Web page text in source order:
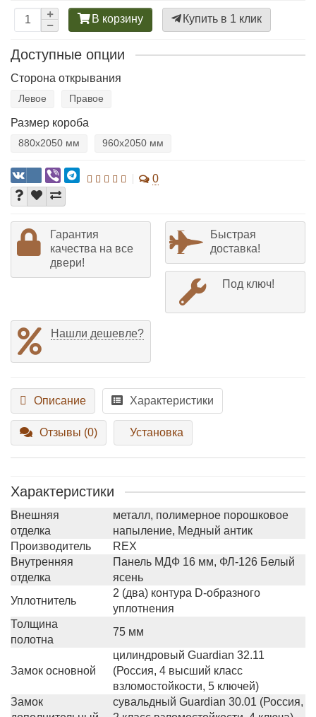
В корзину Купить в 1 клик
Доступные опции
Сторона открывания
Левое Правое
Размер короба
880х2050 мм 960х2050 мм
0
Гарантия
качества на все
двери!
Быстрая
доставка!
Под ключ!
Нашли дешевле?
Описание Характеристики
Отзывы (0) Установка
Характеристики
Внешняя
отделка
металл, полимерное порошковое
напыление, Медный антик
Производитель
REX
Внутренняя
отделка
Панель МДФ 16 мм, ФЛ-126 Белый
ясень
Уплотнитель
2 (два) контура D-образного
уплотнения
Толщина
полотна
75 мм
Замок основной
цилиндровый Guardian 32.11
(Россия, 4 высший класс
взломостойкости, 5 ключей)
Замок
сувальдный Guardian 30.01 (Россия,